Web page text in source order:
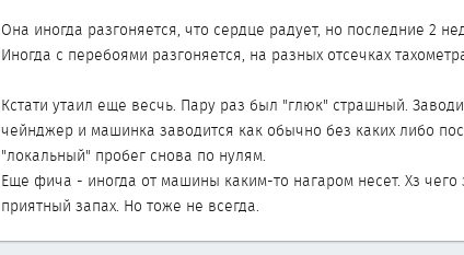
Она иногда разгоняется, что сердце радует, но последние 2
Иногда с перебоями разгоняется, на разных отсечках
Кстати утаил еще весчь. Пару раз был "глюк" страшный.
чейнджер и машинка заводится как обычно без каких либо
"локальный" пробег снова по нулям.
Еще фича - иногда от машины каким-то нагаром несет. Хз
приятный запах. Но тоже не всегда.